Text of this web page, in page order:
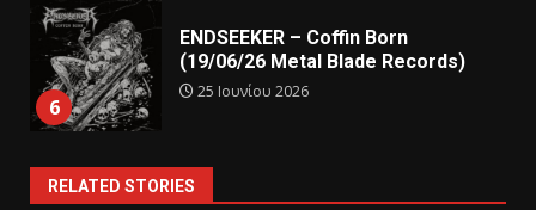
6
ENDSEEKER – Coffin Born
(19/06/26 Metal Blade Records)
25 Ιουνίου 2026
RELATED STORIES